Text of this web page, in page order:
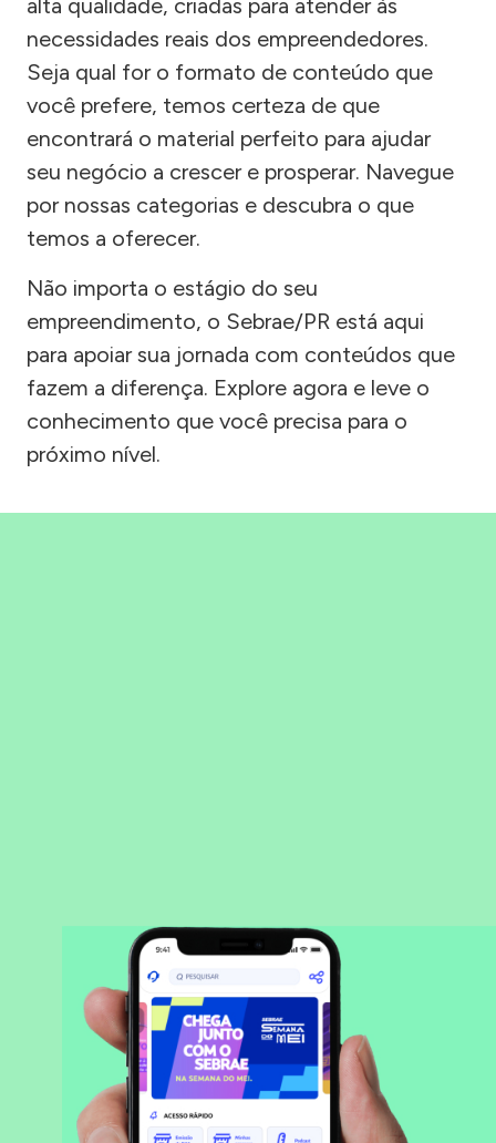
alta qualidade, criadas para atender às
necessidades reais dos empreendedores.
Seja qual for o formato de conteúdo que
você prefere, temos certeza de que
encontrará o material perfeito para ajudar
seu negócio a crescer e prosperar. Navegue
por nossas categorias e descubra o que
temos a oferecer.
Não importa o estágio do seu
empreendimento, o Sebrae/PR está aqui
para apoiar sua jornada com conteúdos que
fazem a diferença. Explore agora e leve o
conhecimento que você precisa para o
próximo nível.